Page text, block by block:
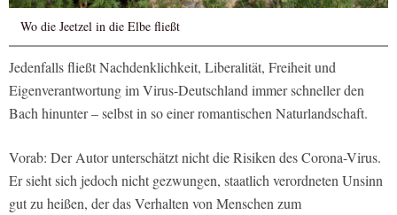
Wo die Jeetzel in die Elbe fließt
Jedenfalls fließt Nachdenklichkeit, Liberalität, Freiheit und
Eigenverantwortung im Virus-Deutschland immer schneller den
Bach hinunter – selbst in so einer romantischen Naturlandschaft.
Vorab: Der Autor unterschätzt nicht die Risiken des Corona-Virus.
Er sieht sich jedoch nicht gezwungen, staatlich verordneten Unsinn
gut zu heißen, der das Verhalten von Menschen zum